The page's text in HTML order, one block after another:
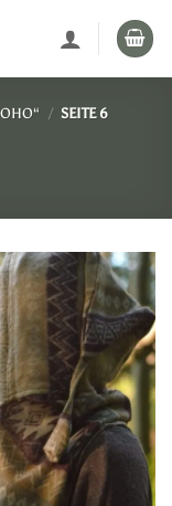
/ SEITE 6